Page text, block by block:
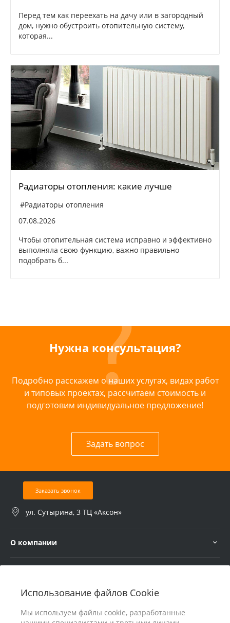
Использование файлов Cookie
Мы используем файлы cookie, разработанные
Перед тем как переехать на дачу или в загородный
дом, нужно обустроить отопительную систему,
которая...
Радиаторы отопления: какие лучше
#Радиаторы отопления
07.08.2026
Чтобы отопительная система исправно и эффективно
выполняла свою функцию, важно правильно
подобрать б...
Нужна консультация?
Подробно расскажем о наших услугах, видах работ
и типовых проектах, рассчитаем стоимость и
подготовим индивидуальное предложение!
Задать вопрос
Заказать звонок
ул. Сутырина, 3 ТЦ «Аксон»
О компании